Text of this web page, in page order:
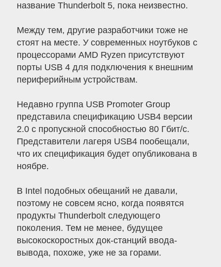
название Thunderbolt 5, пока неизвестно.
Между тем, другие разработчики тоже не
стоят на месте. У современных ноутбуков с
процессорами AMD Ryzen присутствуют
порты USB 4 для подключения к внешним
периферийным устройствам.
Недавно группа USB Promoter Group
представила спецификацию USB4 версии
2.0 с пропускной способностью 80 Гбит/с.
Представители лагеря USB4 пообещали,
что их спецификация будет опубликована в
ноябре.
В Intel подобных обещаний не давали,
поэтому не совсем ясно, когда появятся
продукты Thunderbolt следующего
поколения. Тем не менее, будущее
высокоскоростных док-станций ввода-
вывода, похоже, уже не за горами.